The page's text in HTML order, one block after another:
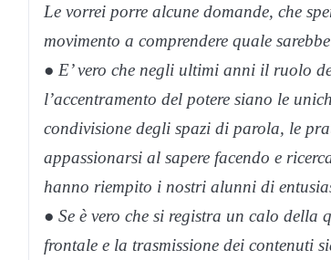
Le vorrei porre alcune domande, che
movimento a comprendere quale
● E’ vero che negli ultimi anni il ruolo
l’accentramento del potere siano le
condivisione degli spazi di parola, le
appassionarsi al sapere facendo e
hanno riempito i nostri alunni di
● Se è vero che si registra un calo
frontale e la trasmissione dei contenuti